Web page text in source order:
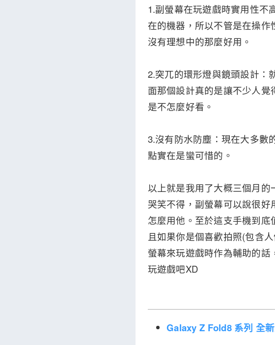
1.副螢幕在玩遊戲時實用性不
在的機器，所以不管是在操
沒有理想中的那麼好用。
2.突兀的環形燈與鏡頭設計：
面那個設計真的是讓不少人
是不怎麼好看。
3.沒有防水防塵：現在大多數
點實在是蠻可惜的。
以上就是我用了大概三個月
哭笑不得，副螢幕可以說很
怎麼用他。至於這支手機到
且如果你是個喜歡拍照(包含
螢幕來玩遊戲時作為輔助的
玩遊戲吧XD
Galaxy Z Fold8 系列 全